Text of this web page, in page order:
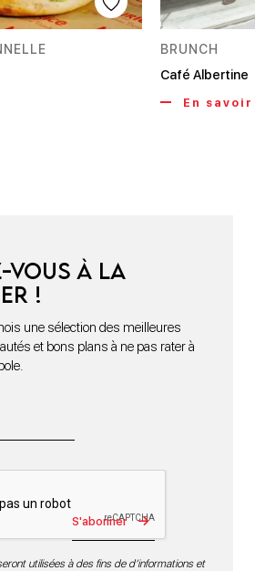
BRUNCH
Café Albertine
En
vous à la
!
une sélection des meilleures
et bons plans à ne pas rater à
S'abonner
utilisées à des fins de d’informations et